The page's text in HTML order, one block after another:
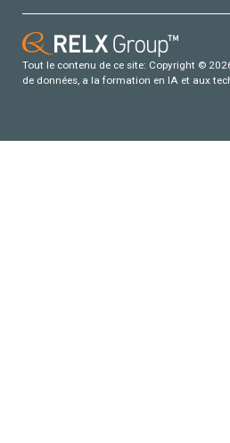
Tout le contenu de ce site: Copyright ©
de données, a la formation en IA et aux